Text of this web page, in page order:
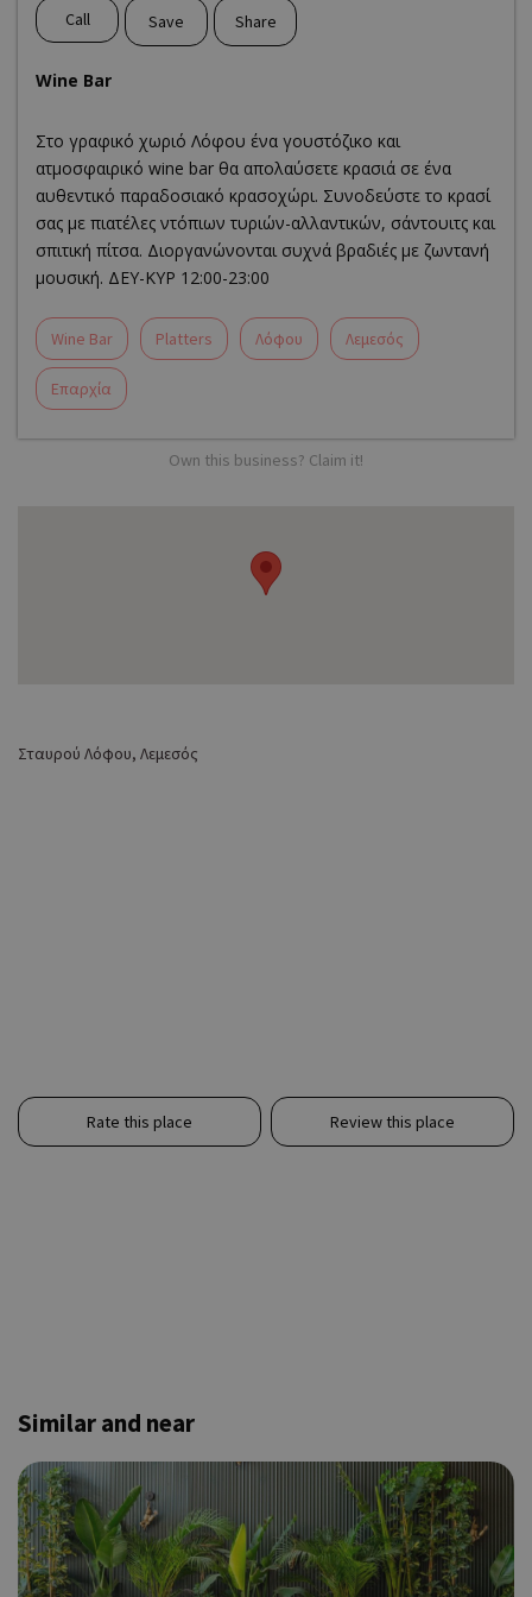
Call Save Share
Wine Bar
Στο γραφικό χωριό Λόφου ένα γουστόζικο και
ατμοσφαιρικό wine bar θα απολαύσετε κρασιά σε ένα
αυθεντικό παραδοσιακό κρασοχώρι. Συνοδεύστε το κρασί
σας με πιατέλες ντόπιων τυριών-αλλαντικών, σάντουιτς και
σπιτική πίτσα. Διοργανώνονται συχνά βραδιές με ζωντανή
μουσική. ΔEY-ΚYΡ 12:00-23:00
Wine Bar Platters Λόφου Λεμεσός
Επαρχία
Own this business? Claim it!
Σταυρού Λόφου, Λεμεσός
Rate this place Review this place
Similar and near